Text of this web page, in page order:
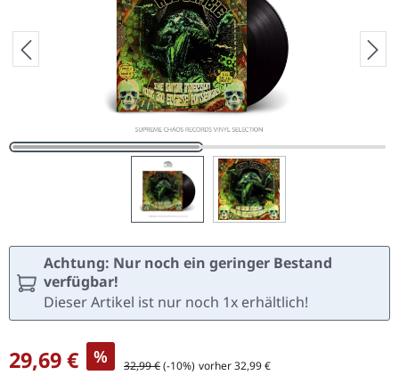
Achtung: Nur noch ein geringer Bestand
verfügbar!
Dieser Artikel ist nur noch 1x erhältlich!
Verkaufspreis:
29,69 € % Regulärer Preis:
32,99 €(-10%) vorher 32,99 €